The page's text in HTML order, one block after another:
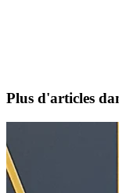
Plus d'articles